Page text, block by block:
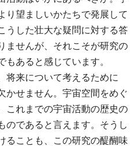
り望ましいかたちで発展して
うした壮大な疑問に対する答
ませんが、それこそが研究の
もあると感じています。
将来について考えるために
かせません。宇宙空間をめぐ
これまでの宇宙活動の歴史の
のであると言えます。そうし
ることも、この研究の醍醐味